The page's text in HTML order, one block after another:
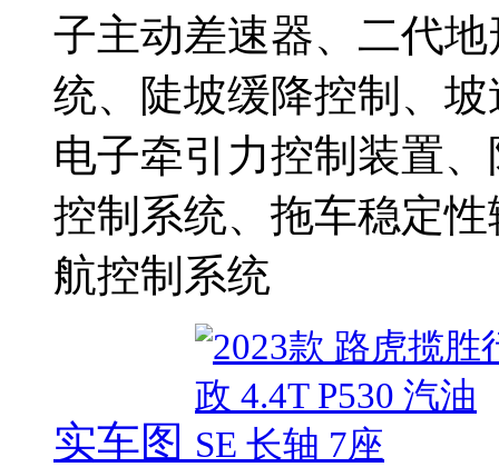
子主动差速器、二代
统、陡坡缓降控制、
电子牵引力控制装置
控制系统、拖车稳定
航控制系统
实车图